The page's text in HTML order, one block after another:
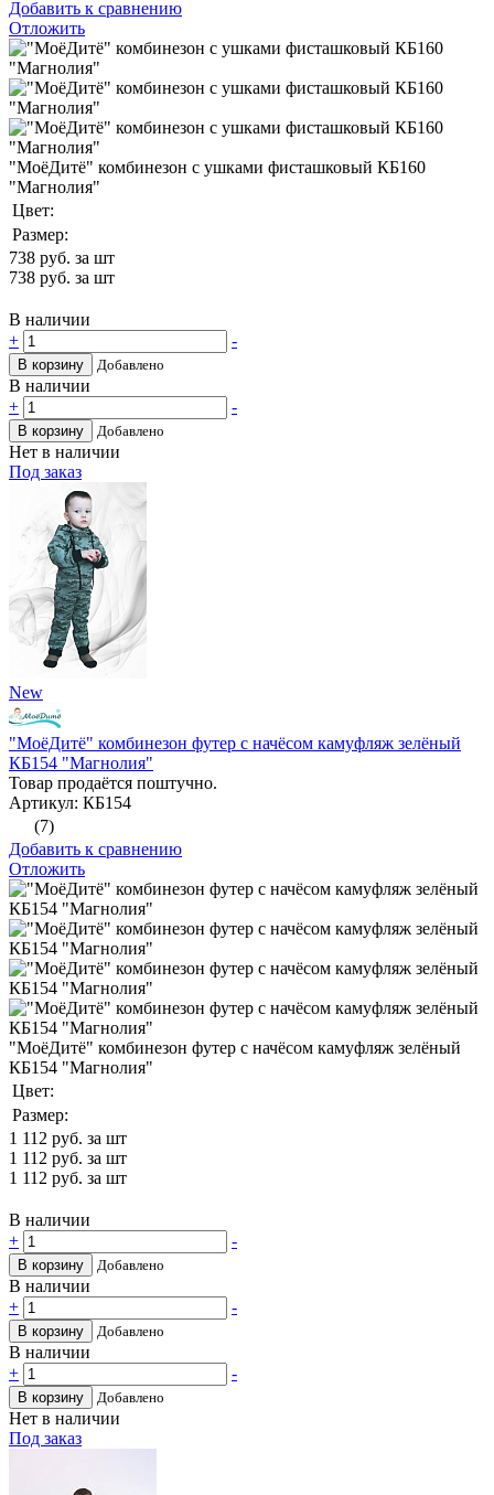
Добавить к сравнению
Отложить
"МоёДитё" комбинезон с ушками фисташковый КБ160
"Магнолия"
Цвет:
Размер:
738 руб. за шт
738 руб. за шт
В наличии
+
-
В корзину Добавлено
В наличии
+
-
В корзину Добавлено
Нет в наличии
Под заказ
New
"МоёДитё" комбинезон футер с начёсом камуфляж зелёный
КБ154 "Магнолия"
Товар продаётся поштучно.
Артикул: КБ154
(7)
Добавить к сравнению
Отложить
"МоёДитё" комбинезон футер с начёсом камуфляж зелёный
КБ154 "Магнолия"
Цвет:
Размер:
1 112 руб. за шт
1 112 руб. за шт
1 112 руб. за шт
В наличии
+
-
В корзину Добавлено
В наличии
+
-
В корзину Добавлено
В наличии
+
-
В корзину Добавлено
Нет в наличии
Под заказ